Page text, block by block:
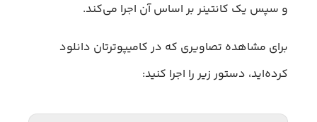
و سپس یک کانتینر بر اساس آن اجرا می‌کند.
برای مشاهده تصاویری که در کامیپوترتان دانلود
کرده‌اید، دستور زیر را اجرا کنید: